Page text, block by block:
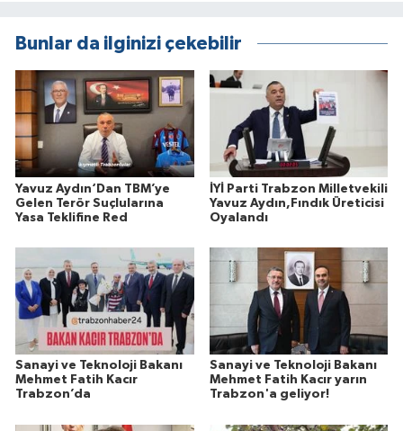
Bunlar da ilginizi çekebilir
Yavuz Aydın‘Dan TBM’ye
Gelen Terör Suçlularına
Yasa Teklifine Red
İYİ Parti Trabzon Milletvekili
Yavuz Aydın,Fındık Üreticisi
Oyalandı
Sanayi ve Teknoloji Bakanı
Mehmet Fatih Kacır
Trabzon’da
Sanayi ve Teknoloji Bakanı
Mehmet Fatih Kacır yarın
Trabzon'a geliyor!